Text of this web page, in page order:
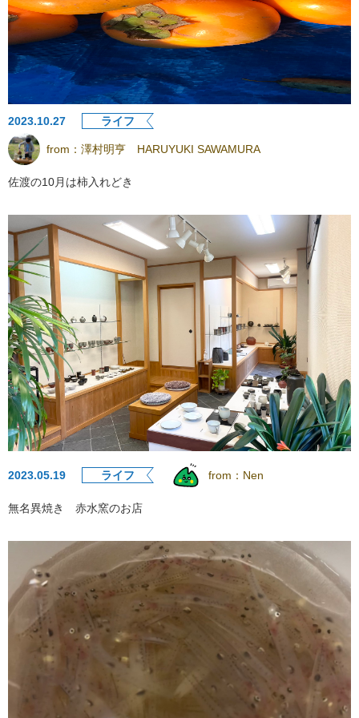
2023.10.27 ライフ
from： 澤村明亨 HARUYUKI SAWAMURA
佐渡の10月は柿入れどき
2023.05.19 ライフ from： Nen
無名異焼き 赤水窯のお店